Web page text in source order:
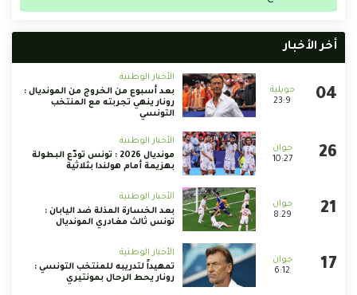
أخر الأخبار
23:9
الأخبار الوطنية
بعد أسبوع من الخروج من المونديال :
رونار ينهي تجربته مع المنتخب
التونسي
10:27
الأخبار الوطنية
مونديال 2026 : تونس تودّع البطولة
بهزيمة أمام هولندا بثلاثية
8:29
الأخبار الوطنية
بعد الخسارة المذلة ضد اليابان :
تونس ثالث مغادري المونديال
6:12
الأخبار الوطنية
تمهيداً لتدريبه للمنتخب التونسي :
رونار يحط الرحال بمونتيري